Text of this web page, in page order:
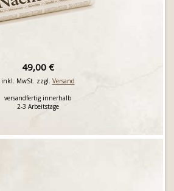
49,00 €
inkl. MwSt. zzgl. Versand
versandfertig innerhalb
2-3 Arbeitstage